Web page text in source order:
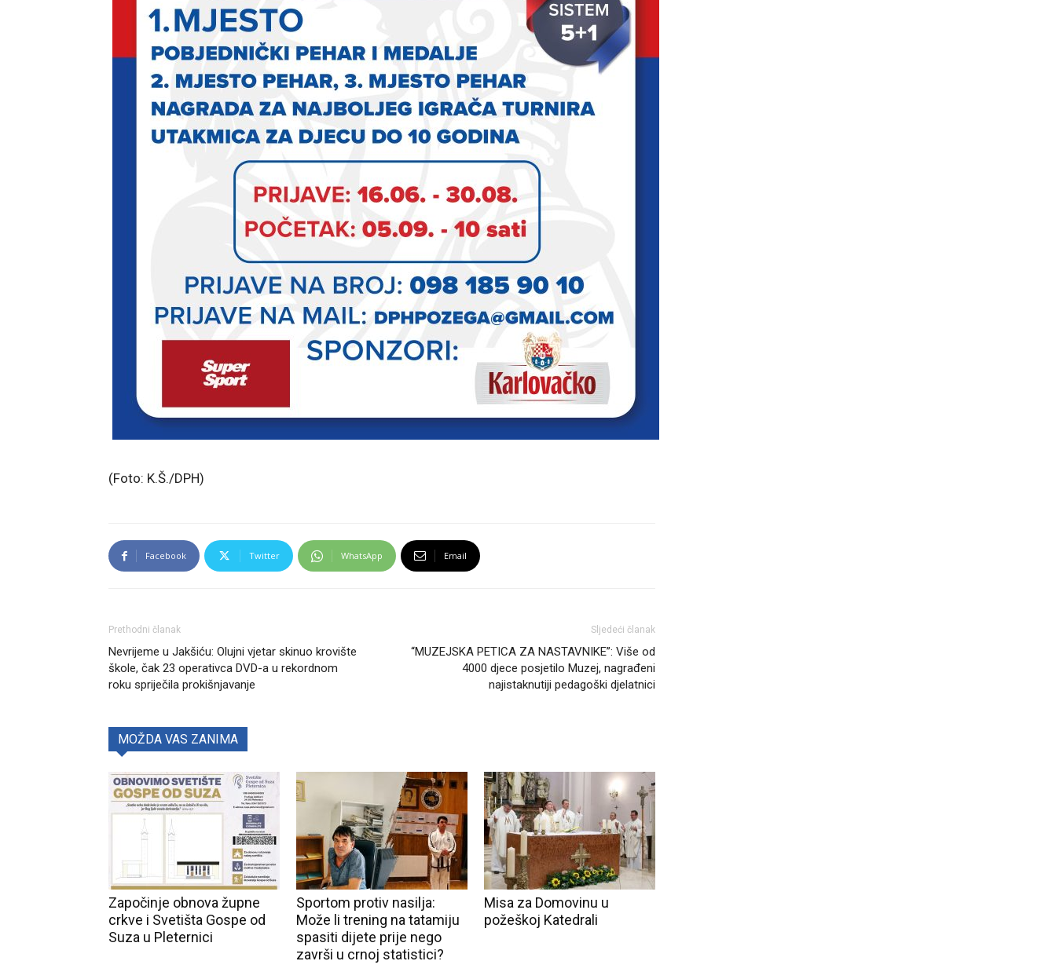
(Foto: K.Š./DPH)
Facebook Twitter WhatsApp Email
Prethodni članak
Nevrijeme u Jakšiću: Olujni vjetar skinuo krovište
škole, čak 23 operativca DVD-a u rekordnom
roku spriječila prokišnjavanje
Sljedeći članak
“MUZEJSKA PETICA ZA NASTAVNIKE”: Više od
4000 djece posjetilo Muzej, nagrađeni
najistaknutiji pedagoški djelatnici
MOŽDA VAS ZANIMA
Započinje obnova župne
crkve i Svetišta Gospe od
Suza u Pleternici
Sportom protiv nasilja:
Može li trening na tatamiju
spasiti dijete prije nego
završi u crnoj statistici?
Misa za Domovinu u
požeškoj Katedrali